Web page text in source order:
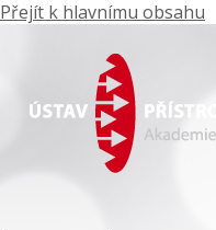
Přejít k hlavnímu obsahu